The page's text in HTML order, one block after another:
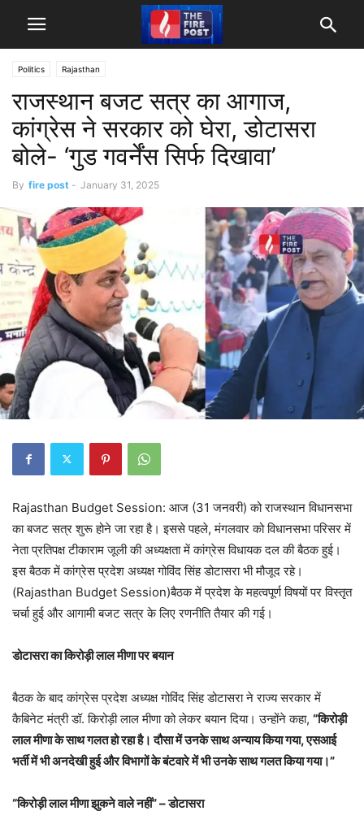
Politics Rajasthan
राजस्थान बजट सत्र का आगाज,
कांग्रेस ने सरकार को घेरा, डोटासरा
बोले- ‘गुड गवर्नेंस सिर्फ दिखावा’
By fire post - January 31, 2025
Rajasthan Budget Session: आज (31 जनवरी) को राजस्थान विधानसभा
का बजट सत्र शुरू होने जा रहा है। इससे पहले, मंगलवार को विधानसभा परिसर में
नेता प्रतिपक्ष टीकाराम जूली की अध्यक्षता में कांग्रेस विधायक दल की बैठक हुई।
इस बैठक में कांग्रेस प्रदेश अध्यक्ष गोविंद सिंह डोटासरा भी मौजूद रहे।
(Rajasthan Budget Session)बैठक में प्रदेश के महत्वपूर्ण विषयों पर विस्तृत
चर्चा हुई और आगामी बजट सत्र के लिए रणनीति तैयार की गई।
डोटासरा का किरोड़ी लाल मीणा पर बयान
बैठक के बाद कांग्रेस प्रदेश अध्यक्ष गोविंद सिंह डोटासरा ने राज्य सरकार में
कैबिनेट मंत्री डॉ. किरोड़ी लाल मीणा को लेकर बयान दिया। उन्होंने कहा, “किरोड़ी
लाल मीणा के साथ गलत हो रहा है। दौसा में उनके साथ अन्याय किया गया, एसआई
भर्ती में भी अनदेखी हुई और विभागों के बंटवारे में भी उनके साथ गलत किया गया।”
“किरोड़ी लाल मीणा झुकने वाले नहीं” – डोटासरा